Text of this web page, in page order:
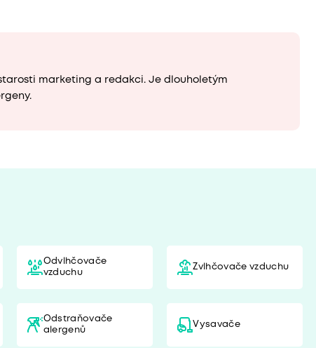
marketing a redakci. Je dlouholetým
Odvlhčovače
vzduchu
Zvlhčovače vzduchu
Odstraňovače
alergenů
Vysavače